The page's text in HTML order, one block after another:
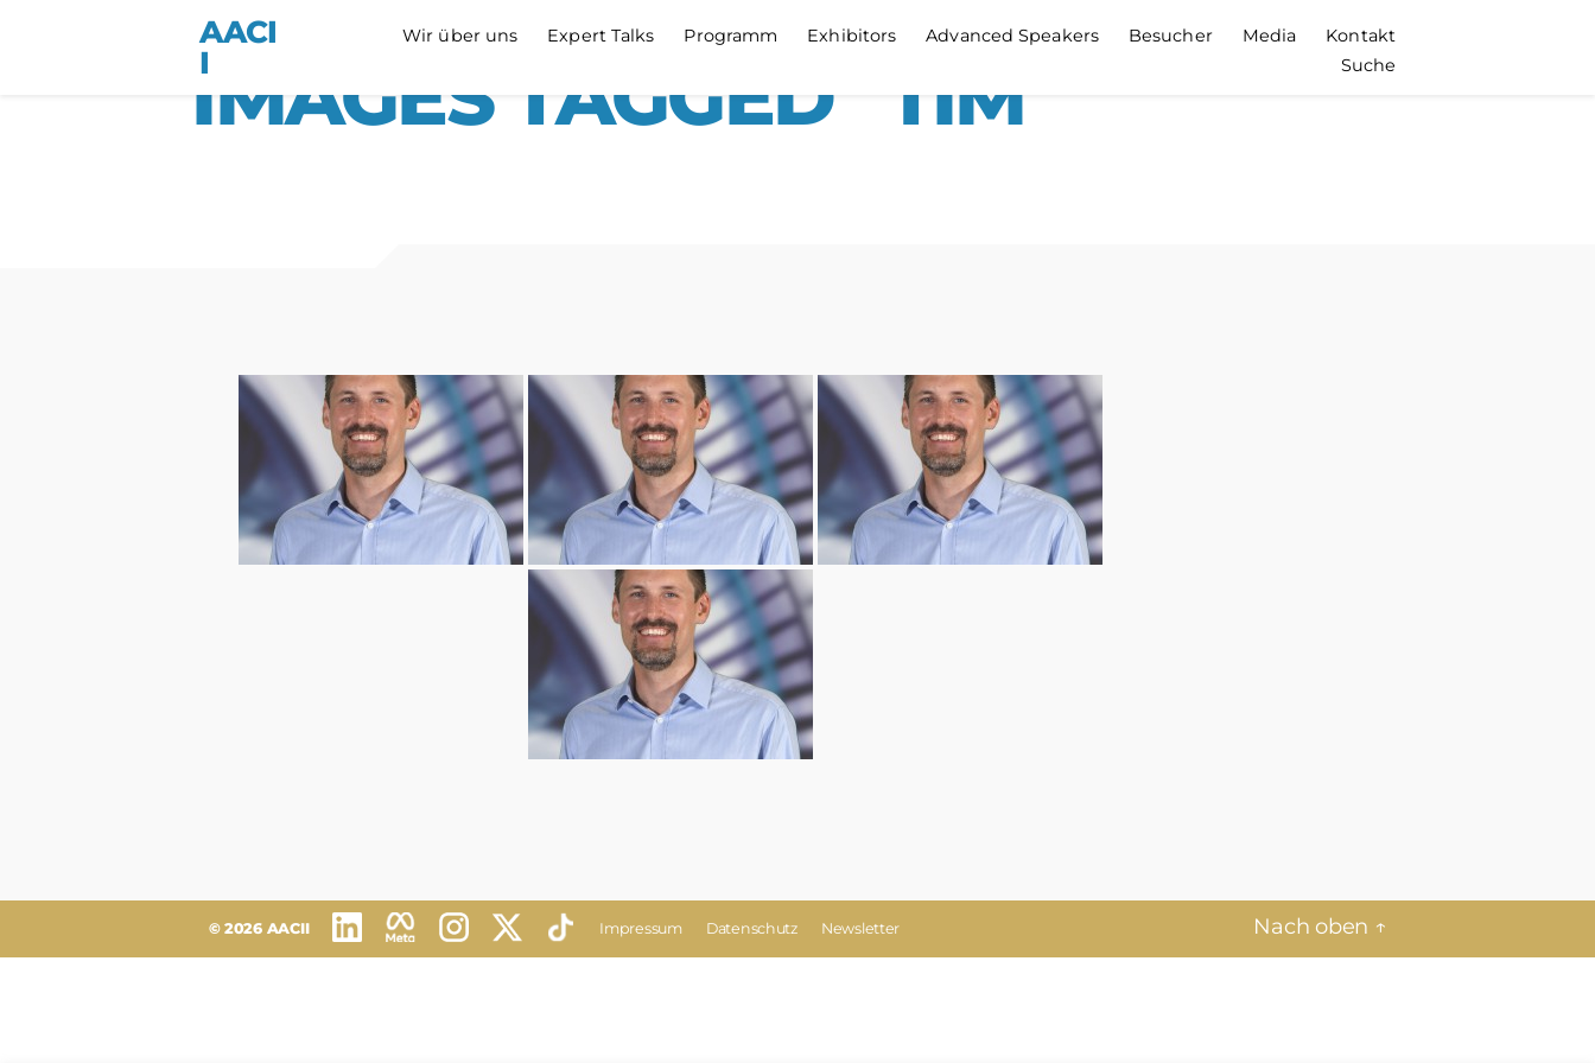
AACI
I
Wir über uns Expert Talks Programm Exhibitors Advanced Speakers Besucher Media
Kontakt
Suche
IMAGES TAGGED "TIM"
© 2026 AACII Impressum Datenschutz Newsletter Nach oben ↑